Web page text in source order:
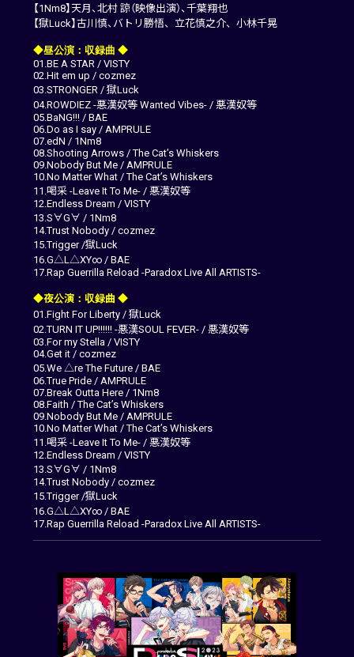
【1Nm8】天月、北村 諒（映像出演）、千葉翔也
【獄Luck】古川慎、バトリ勝悟、立花慎之介、小林千晃
◆昼公演：収録曲 ◆
01.BE A STAR / VISTY
02.Hit em up / cozmez
03.STRONGER / 獄Luck
04.ROWDIEZ -悪漢奴等 Wanted Vibes- / 悪漢奴等
05.BaNG!!! / BAE
06.Do as I say / AMPRULE
07.edN / 1Nm8
08.Shooting Arrows / The Cat’s Whiskers
09.Nobody But Me / AMPRULE
10.No Matter What / The Cat’s Whiskers
11.喝采 -Leave It To Me- / 悪漢奴等
12.Endless Dream / VISTY
13.S∀G∀ / 1Nm8
14.Trust Nobody / cozmez
15.Trigger /獄Luck
16.G△L△XY∞ / BAE
17.Rap Guerrilla Reload -Paradox Live All ARTISTS-
◆夜公演：収録曲 ◆
01.Fight For Liberty / 獄Luck
02.TURN IT UP!!!!!! -悪漢SOUL FEVER- / 悪漢奴等
03.For my Stella / VISTY
04.Get it / cozmez
05.We △re The Future / BAE
06.True Pride / AMPRULE
07.Break Outta Here / 1Nm8
08.Faith / The Cat’s Whiskers
09.Nobody But Me / AMPRULE
10.No Matter What / The Cat’s Whiskers
11.喝采 -Leave It To Me- / 悪漢奴等
12.Endless Dream / VISTY
13.S∀G∀ / 1Nm8
14.Trust Nobody / cozmez
15.Trigger /獄Luck
16.G△L△XY∞ / BAE
17.Rap Guerrilla Reload -Paradox Live All ARTISTS-